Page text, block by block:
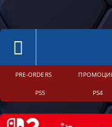
PRE-ORDERS
PS5 PS4